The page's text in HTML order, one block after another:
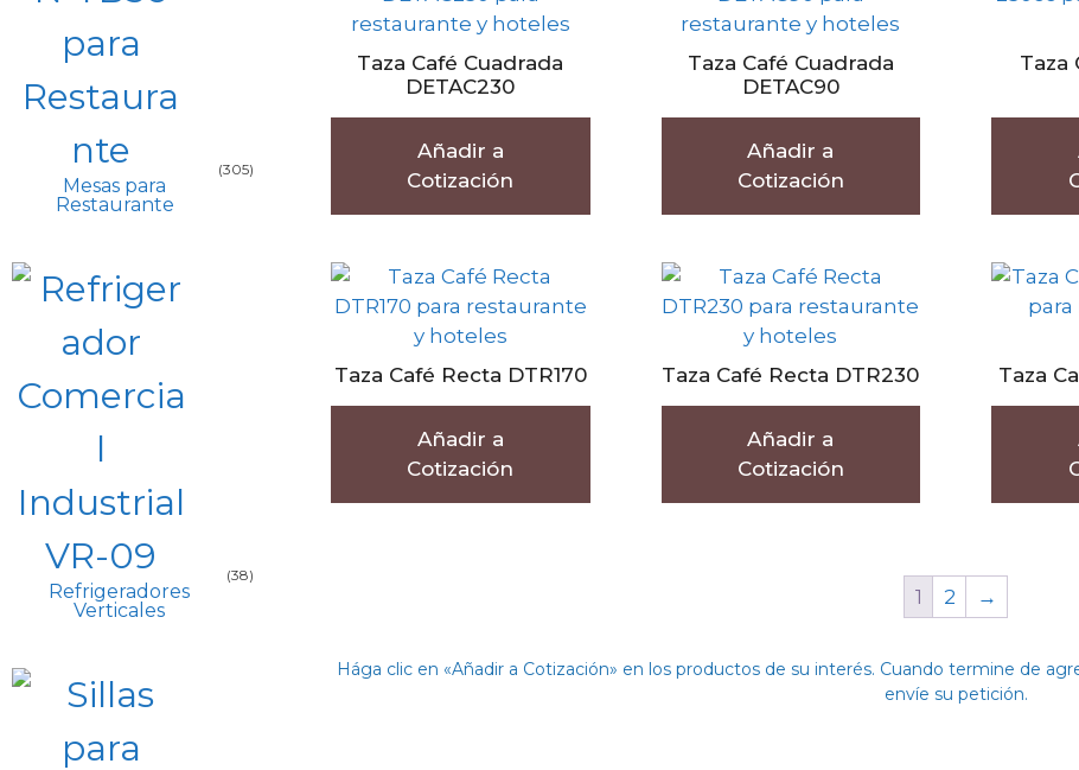
Mesas para
Restaurante
(305)
Refrigeradores
Verticales
(38)
Taza Café Cuadrada
DETAC230
Añadir a
Cotización
Taza Café Cuadrada
DETAC90
Añadir a
Cotización
Taza
Taza Café Recta DTR170
Añadir a
Cotización
Taza Café Recta DTR230
Añadir a
Cotización
Taza
1 2 →
Hága clic en «Añadir a Cotización» en los productos de su interés. Cuando termine de
envíe su petición.